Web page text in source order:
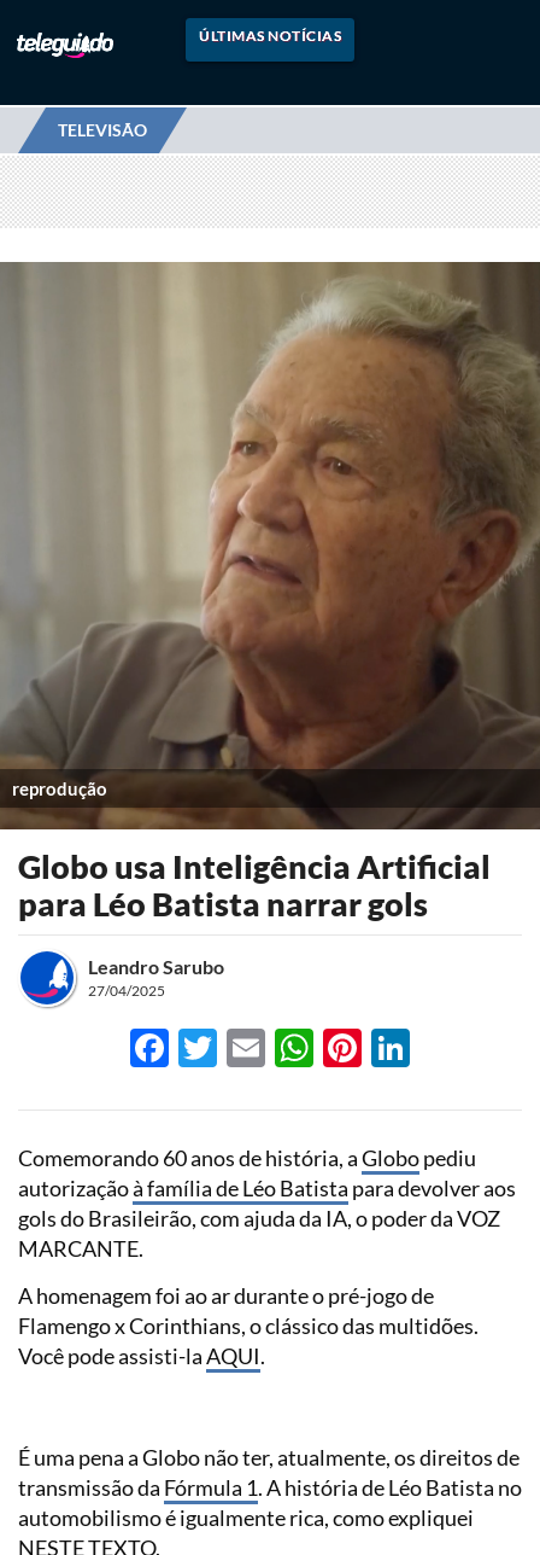
ÚLTIMAS NOTÍCIAS
TELEVISÃO
reprodução
Globo usa Inteligência Artificial
para Léo Batista narrar gols
Leandro Sarubo
27/04/2025
Facebook
Twitter
EmailWhatsApp
Pinterest
Comemorando 60 anos de história, aGlobopediu
autorizaçãoà família de Léo Batista para devolver aos
gols do Brasileirão, com ajuda da IA, o poder da VOZ
MARCANTE.
A homenagem foi ao ar durante o pré-jogo de
Flamengo x Corinthians, o clássico das multidões.
Você pode assisti-laAQUI.
É uma pena a Globo não ter, atualmente, os direitos de
transmissão da Fórmula 1. A história de Léo Batista no
automobilismo é igualmente rica, como expliquei
NESTE TEXTO.